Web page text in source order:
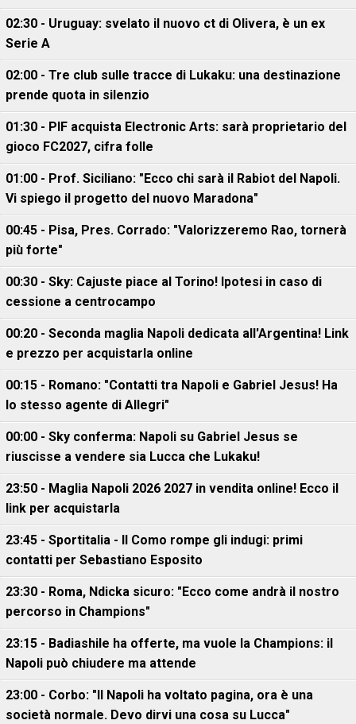
02:30 - Uruguay: svelato il nuovo ct di Olivera, è un ex
Serie A
02:00 - Tre club sulle tracce di Lukaku: una destinazione
prende quota in silenzio
01:30 - PIF acquista Electronic Arts: sarà proprietario del
gioco FC2027, cifra folle
01:00 - Prof. Siciliano: "Ecco chi sarà il Rabiot del Napoli.
Vi spiego il progetto del nuovo Maradona"
00:45 - Pisa, Pres. Corrado: "Valorizzeremo Rao, tornerà
più forte"
00:30 - Sky: Cajuste piace al Torino! Ipotesi in caso di
cessione a centrocampo
00:20 - Seconda maglia Napoli dedicata all'Argentina! Link
e prezzo per acquistarla online
00:15 - Romano: "Contatti tra Napoli e Gabriel Jesus! Ha
lo stesso agente di Allegri"
00:00 - Sky conferma: Napoli su Gabriel Jesus se
riuscisse a vendere sia Lucca che Lukaku!
23:50 - Maglia Napoli 2026 2027 in vendita online! Ecco il
link per acquistarla
23:45 - Sportitalia - Il Como rompe gli indugi: primi
contatti per Sebastiano Esposito
23:30 - Roma, Ndicka sicuro: "Ecco come andrà il nostro
percorso in Champions"
23:15 - Badiashile ha offerte, ma vuole la Champions: il
Napoli può chiudere ma attende
23:00 - Corbo: "Il Napoli ha voltato pagina, ora è una
società normale. Devo dirvi una cosa su Lucca"